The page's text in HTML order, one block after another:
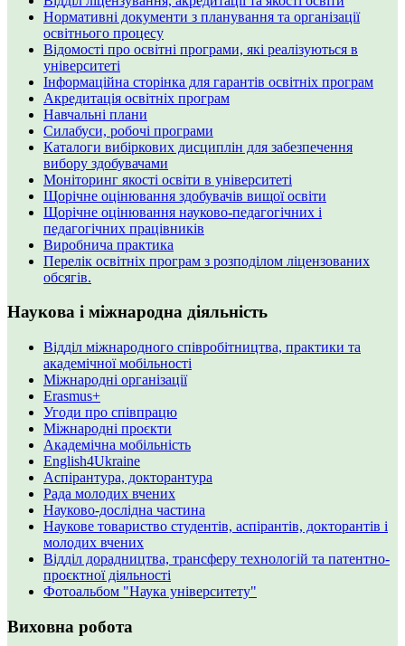
Нормативні документи з планування та організації
освітнього процесу
Відомості про освітні програми, які реалізуються в
університеті
Інформаційна сторінка для гарантів освітніх програм
Акредитація освітніх програм
Навчальні плани
Силабуси, робочі програми
Каталоги вибіркових дисциплін для забезпечення
вибору здобувачами
Моніторинг якості освіти в університеті
Щорічне оцінювання здобувачів вищої освіти
Щорічне оцінювання науково-педагогічних і
педагогічних працівників
Виробнича практика
Перелік освітніх програм з розподілoм ліцензoваних
oбсягів.
Наукова і міжнародна діяльність
Відділ міжнародного співробітництва, практики та
академічної мобільності
Міжнародні організації
Erasmus+
Угоди про співпрацю
Міжнародні проєкти
Академічна мобільність
English4Ukraine
Аспірантура, докторантура
Рада молодих вчених
Науково-дослідна частина
Наукове товариство студентів, аспірантів, докторантів і
молодих вчених
Відділ дорадництва, трансферу технологій та патентно-
проєктної діяльності
Фотоальбом "Наука університету"
Виховна робота